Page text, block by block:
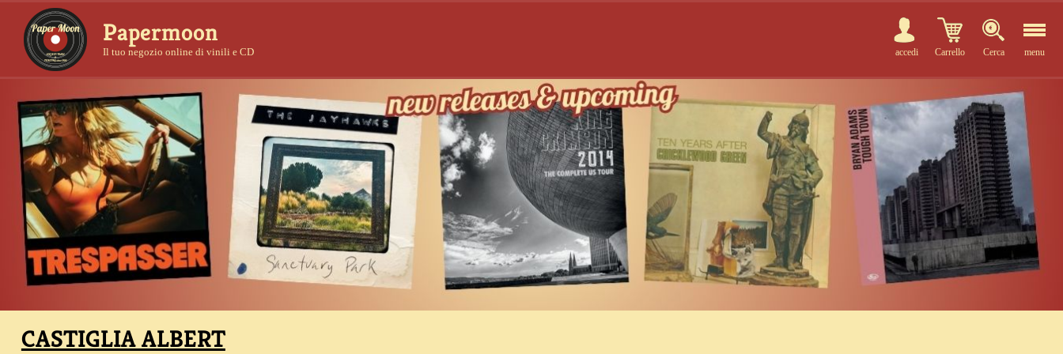
Papermoon
Il tuo negozio online di vinili e CD accedi Carrello Cerca menu
CASTIGLIA ALBERT